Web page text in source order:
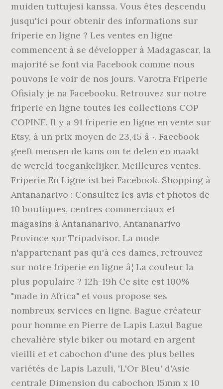
muiden tuttujesi kanssa. Vous êtes descendu
jusqu'ici pour obtenir des informations sur
friperie en ligne ? Les ventes en ligne
commencent à se développer à Madagascar, la
majorité se font via Facebook comme nous
pouvons le voir de nos jours. Varotra Friperie
Ofisialy je na Facebooku. Retrouvez sur notre
friperie en ligne toutes les collections COP
COPINE. Il y a 91 friperie en ligne en vente sur
Etsy, à un prix moyen de 23,45 â¬. Facebook
geeft mensen de kans om te delen en maakt
de wereld toegankelijker. Meilleures ventes.
Friperie En Ligne ist bei Facebook. Shopping à
Antananarivo : Consultez les avis et photos de
10 boutiques, centres commerciaux et
magasins à Antananarivo, Antananarivo
Province sur Tripadvisor. La mode
n'appartenant pas qu'à ces dames, retrouvez
sur notre friperie en ligne â¦ La couleur la
plus populaire ? 12h-19h Ce site est 100%
"made in Africa" et vous propose ses
nombreux services en ligne. Bague créateur
pour homme en Pierre de Lapis Lazul Bague
chevalière style biker ou motard en argent
vieilli et et cabochon d'une des plus belles
variétés de Lapis Lazuli, 'L'Or Bleu' d'Asie
centrale Dimension du cabochon 15mm x 10